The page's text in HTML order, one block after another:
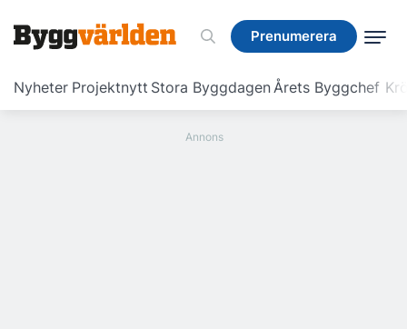
Prenumerera
Nyheter Projektnytt Stora ByggdagenÅrets Byggchef
Prenumerera